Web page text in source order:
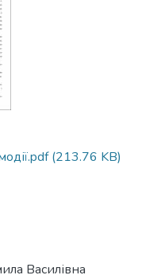
(213.76 KB)
Василівна